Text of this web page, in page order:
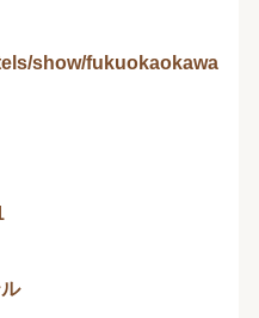
show/fukuokaokawa